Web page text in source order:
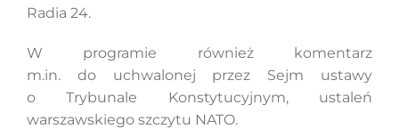
Radia 24.
W programie również komentarz
m.in. do uchwalonej przez Sejm ustawy
o Trybunale Konstytucyjnym, ustaleń
warszawskiego szczytu NATO.